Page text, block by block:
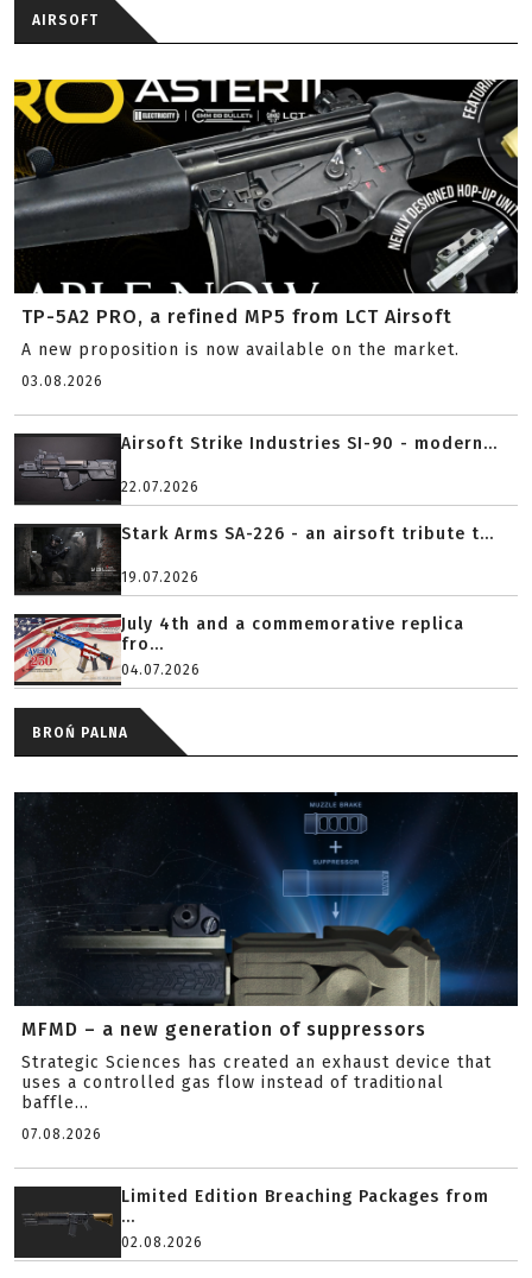
AIRSOFT
TP-5A2 PRO, a refined MP5 from LCT Airsoft
A new proposition is now available on the market.
03.08.2026
Airsoft Strike Industries SI-90 - modern...
22.07.2026
Stark Arms SA-226 - an airsoft tribute t...
19.07.2026
July 4th and a commemorative replica
fro...
04.07.2026
BROŃ PALNA
MFMD – a new generation of suppressors
Strategic Sciences has created an exhaust device that
uses a controlled gas flow instead of traditional
baffle...
07.08.2026
Limited Edition Breaching Packages from
...
02.08.2026